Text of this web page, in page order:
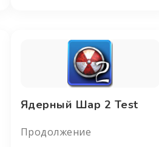
Ядерный Шар 2 Test
Продолжение